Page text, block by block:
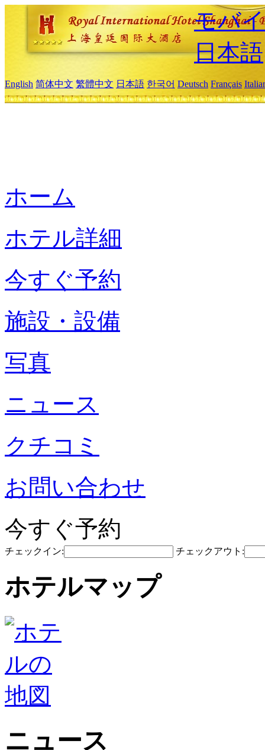
モバ
日本語
English 简体中文 繁體中文 日本語 한국어 Deutsch Français
ホーム
ホテル詳細
今すぐ予約
施設・設備
写真
ニュース
クチコミ
お問い合わせ
今すぐ予約
チェックイン: チェックアウト:
ホテルマップ
ニュース